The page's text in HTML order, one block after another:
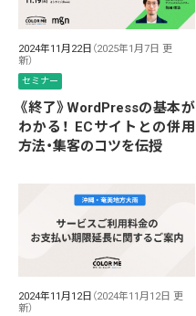
2024年11月22日 （2025年1月7日 更
新）
セミナー
《終了》WordPressの基本が
わかる！ ECサイトとの併用
方法・集客のコツを伝授
2024年11月12日 （2024年11月12日 更
新）